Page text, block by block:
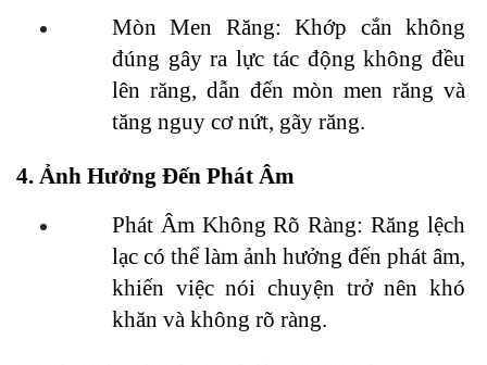
Mòn Men Răng: Khớp cắn không
đúng gây ra lực tác động không đều
lên răng, dẫn đến mòn men răng và
tăng nguy cơ nứt, gãy răng.
4. Ảnh Hưởng Đến Phát Âm
Phát Âm Không Rõ Ràng: Răng lệch
lạc có thể làm ảnh hưởng đến phát âm,
khiến việc nói chuyện trở nên khó
khăn và không rõ ràng.